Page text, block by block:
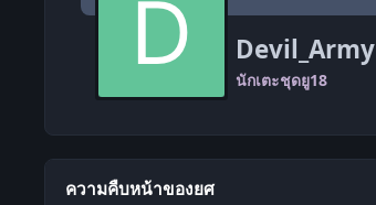
Devil_Army
นักเตะชุดยู18
ความคืบหน้าของยศ